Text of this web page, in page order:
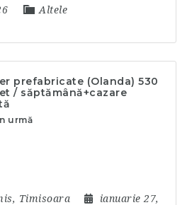
Altele
prefabricate (Olanda) 530
/ săptămână+cazare
urmă
, Timisoara
ianuarie 27,